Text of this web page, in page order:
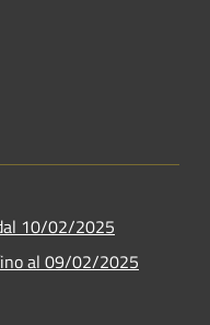
10/02/2025
al 09/02/2025